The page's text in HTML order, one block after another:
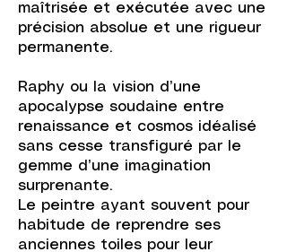
maîtrisée et exécutée avec une
précision absolue et une rigueur
permanente.
Raphy ou la vision d’une
apocalypse soudaine entre
renaissance et cosmos idéalisé
sans cesse transfiguré par le
gemme d’une imagination
surprenante.
Le peintre ayant souvent pour
habitude de reprendre ses
anciennes toiles pour leur